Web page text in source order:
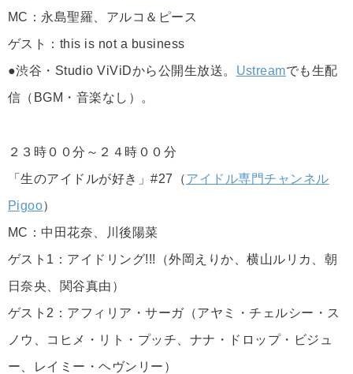
MC：永島聖羅、アルコ＆ピース
ゲスト：this is not a business
●渋谷・Studio ViViDから公開生放送。 Ustreamでも生配
信（BGM・音楽なし）。
２３時００分～２４時００分
「生のアイドルが好き」#27（アイドル専門チャンネル
Pigoo）
MC：中田花奈、川後陽菜
ゲスト1：アイドリング!!!（外岡えりか、横山ルリカ、朝
日奈央、関谷真由）
ゲスト2：アフィリア・サーガ（アヤミ・チェルシー・ス
ノウ、コヒメ・リト・プッチ、ナナ・ドロップ・ビジュ
ー、レイミー・ヘヴンリー）